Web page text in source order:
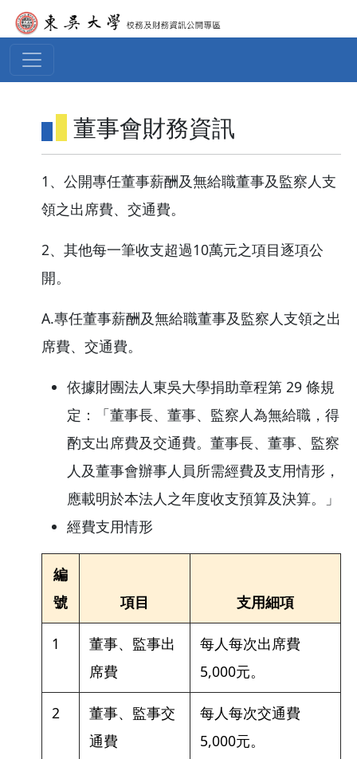
移至主內容
董事會財務資訊
1、公開專任董事薪酬及無給職董事及監察人支
領之出席費、交通費。
2、其他每一筆收支超過10萬元之項目逐項公
開。
A.專任董事薪酬及無給職董事及監察人支領之出
席費、交通費。
依據財團法人東吳大學捐助章程第 29 條規
定：「董事長、董事、監察人為無給職，得
酌支出席費及交通費。董事長、董事、監察
人及董事會辦事人員所需經費及支用情形，
應載明於本法人之年度收支預算及決算。」
經費支用情形
編
號
項目 支用細項
1
董事、監事出
席費
每人每次出席費
5,000元。
2
董事、監事交
通費
每人每次交通費
5,000元。